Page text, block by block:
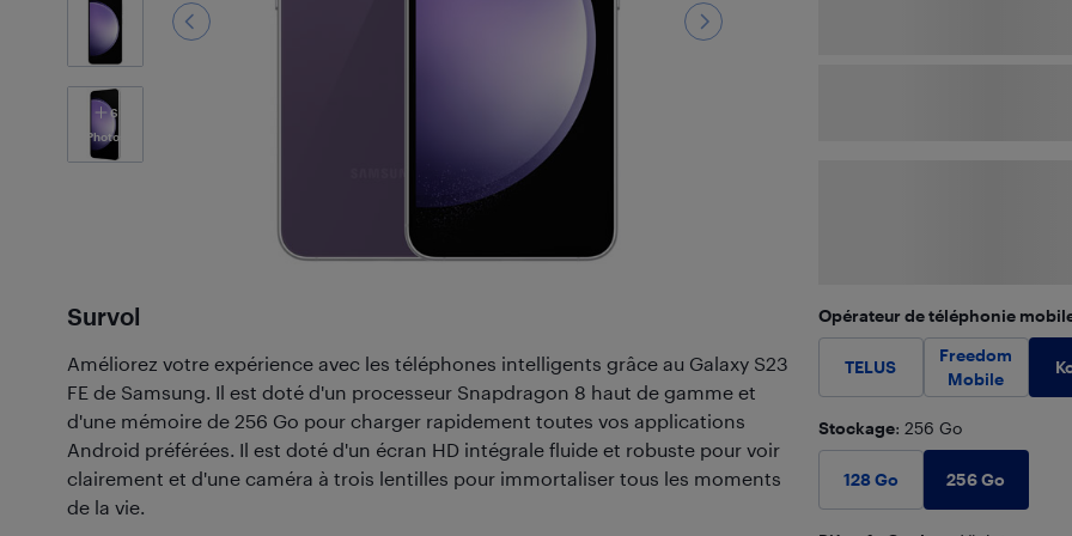
6
Photos
Survol
Améliorez votre expérience avec les téléphones intelligents grâce au Galaxy S23
FE de Samsung. Il est doté d'un processeur Snapdragon 8 haut de gamme et
d'une mémoire de 256 Go pour charger rapidement toutes vos applications
Android préférées. Il est doté d'un écran HD intégrale fluide et robuste pour voir
clairement et d'une caméra à trois lentilles pour immortaliser tous les moments
de la vie.
Opérateur de téléphonie
TELUS
Freedom
Mobile
Stockage: 256 Go
128 Go 256 Go